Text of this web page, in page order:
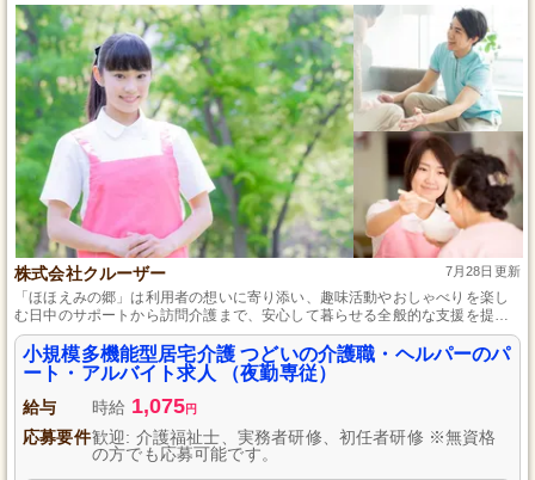
株式会社クルーザー 7月28日更新
「ほほえみの郷」は利用者の想いに寄り添い、趣味活動やおしゃべりを楽し
む日中のサポートから訪問介護まで、安心して暮らせる全般的な支援を提供
する高齢者複合施設です。
小規模多機能型居宅介護 つどいの介護職・ヘルパーのパ
ート・アルバイト求人 （夜勤専従）
給与 時給 1,075円
応募要件歓迎: 介護福祉士、実務者研修、初任者研修 ※無資格
の方でも応募可能です。